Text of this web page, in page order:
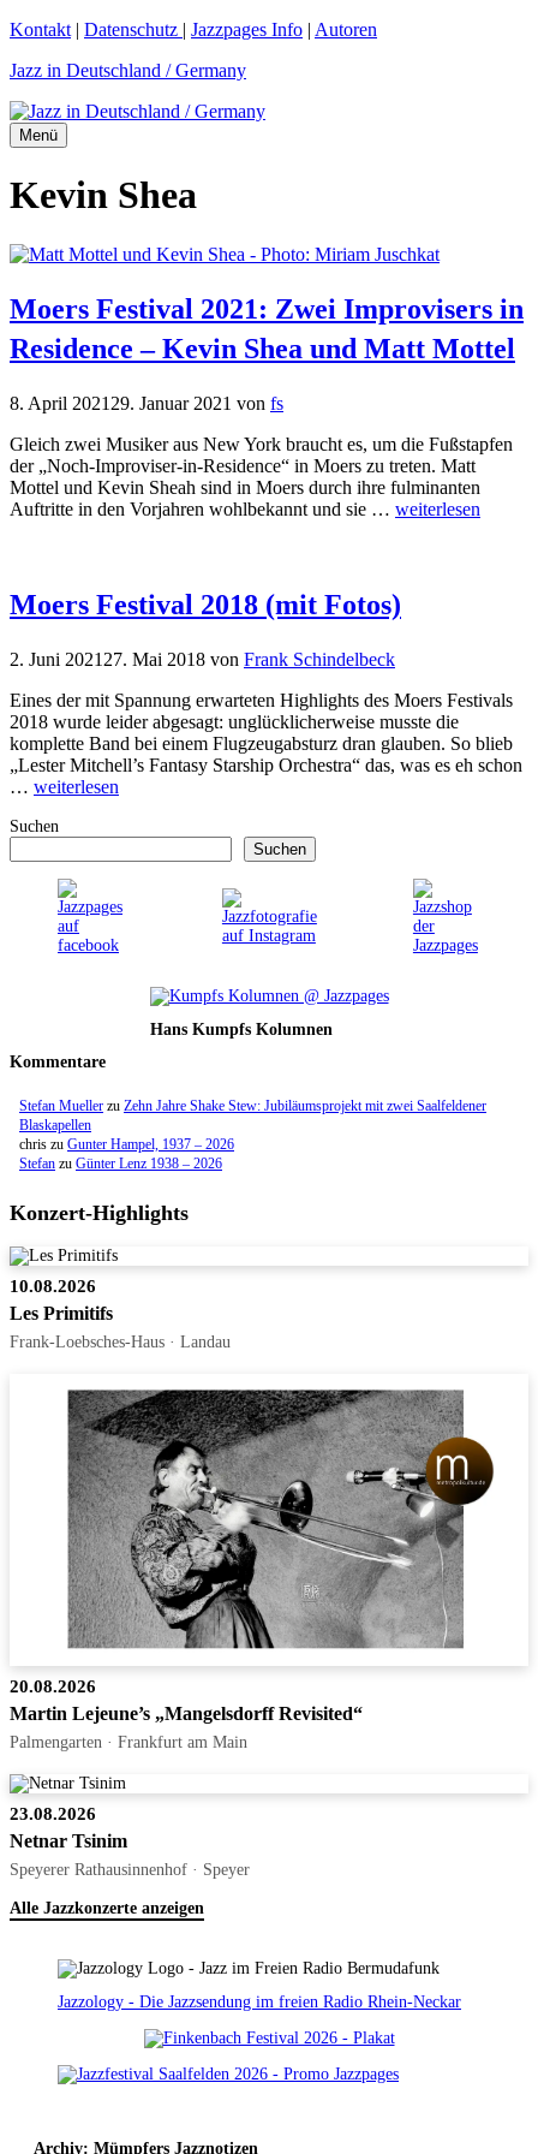
Zum
springen
Kontakt | Datenschutz | Jazzpages Info | Autoren
Jazz in Deutschland / Germany
Menü
Kevin Shea
Moers Festival 2021: Zwei Improvisers in
Residence – Kevin Shea und Matt Mottel
8. April 2021 29. Januar 2021 von fs
Gleich zwei Musiker aus New York braucht es, um die Fußstapfen
der „Noch-Improviser-in-Residence“ in Moers zu treten. Matt
Mottel und Kevin Sheah sind in Moers durch ihre fulminanten
Auftritte in den Vorjahren wohlbekannt und sie … weiterlesen
Moers Festival 2018 (mit Fotos)
2. Juni 2021 27. Mai 2018 von Frank Schindelbeck
Eines der mit Spannung erwarteten Highlights des Moers Festivals
2018 wurde leider abgesagt: unglücklicherweise musste die
komplette Band bei einem Flugzeugabsturz dran glauben. So blieb
„Lester Mitchell’s Fantasy Starship Orchestra“ das, was es eh schon
… weiterlesen
Suchen
Suchen
Hans Kumpfs Kolumnen
Kommentare
Stefan Mueller zu Zehn Jahre Shake Stew: Jubiläumsprojekt mit zwei Saalfeldener
Blaskapellen
chris zu Gunter Hampel, 1937 – 2026
Stefan zu Günter Lenz 1938 – 2026
Konzert-Highlights
10.08.2026
Les Primitifs
Frank-Loebsches-Haus · Landau
20.08.2026
Martin Lejeune’s „Mangelsdorff Revisited“
Palmengarten · Frankfurt am Main
23.08.2026
Netnar Tsinim
Speyerer Rathausinnenhof · Speyer
Alle Jazzkonzerte anzeigen
Jazzology - Die Jazzsendung im freien Radio Rhein-Neckar
Archiv: Mümpfers Jazznotizen